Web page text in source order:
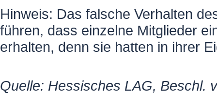
Hinweis: Das falsche Verhalten
führen, dass einzelne Mitglieder
erhalten, denn sie hatten in ihrer
Quelle: Hessisches LAG, Beschl.